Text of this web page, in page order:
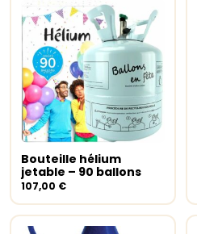
Ajouter au panier
Bouteille hélium
jetable – 90 ballons
107,00 €